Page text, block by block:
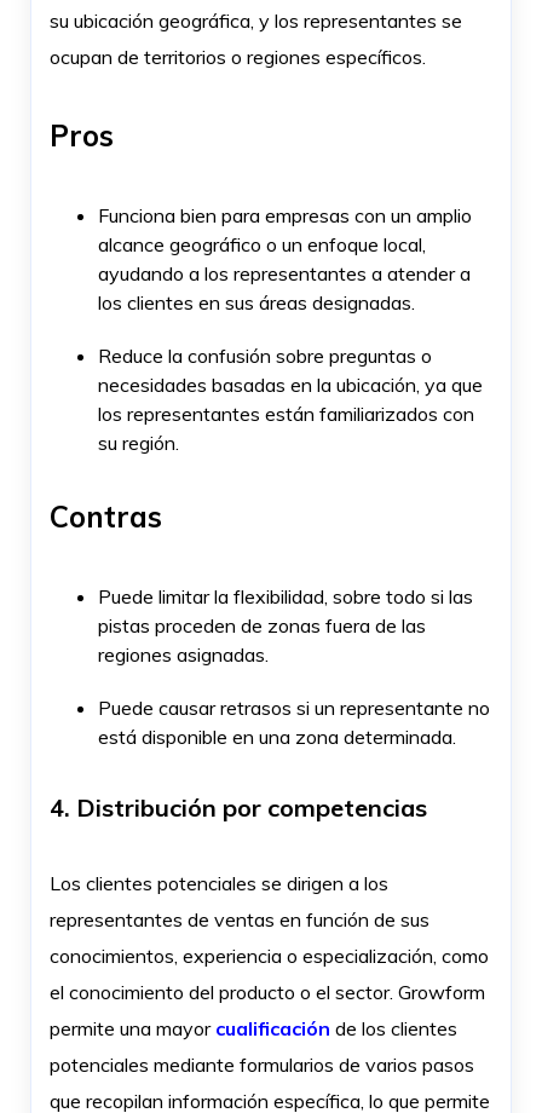
su ubicación geográfica, y los representantes se
ocupan de territorios o regiones específicos.
Pros
Funciona bien para empresas con un amplio
alcance geográfico o un enfoque local,
ayudando a los representantes a atender a
los clientes en sus áreas designadas.
Reduce la confusión sobre preguntas o
necesidades basadas en la ubicación, ya que
los representantes están familiarizados con
su región.
Contras
Puede limitar la flexibilidad, sobre todo si las
pistas proceden de zonas fuera de las
regiones asignadas.
Puede causar retrasos si un representante no
está disponible en una zona determinada.
4. Distribución por competencias
Los clientes potenciales se dirigen a los
representantes de ventas en función de sus
conocimientos, experiencia o especialización, como
el conocimiento del producto o el sector. Growform
permite una mayor cualificación de los clientes
potenciales mediante formularios de varios pasos
que recopilan información específica, lo que permite